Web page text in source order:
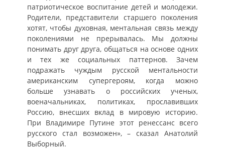
патриотическое воспитание детей и молодежи.
Родители, представители старшего поколения
хотят, чтобы духовная, ментальная связь между
поколениями не прерывалась. Мы должны
понимать друг друга, общаться на основе одних
и тех же социальных паттернов. Зачем
подражать чуждым русской ментальности
американским супергероям, когда можно
больше узнавать о российских ученых,
военачальниках, политиках, прославивших
Россию, внесших вклад в мировую историю.
При Владимире Путине этот ренессанс всего
русского стал возможен», – сказал Анатолий
Выборный.